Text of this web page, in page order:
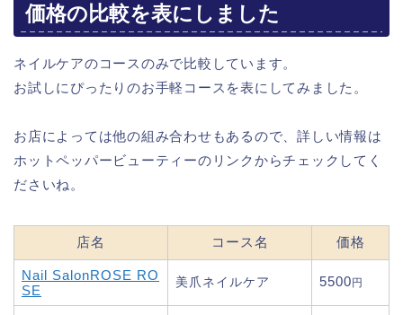
価格の比較を表にしました
ネイルケアのコースのみで比較しています。
お試しにぴったりのお手軽コースを表にしてみました。
お店によっては他の組み合わせもあるので、詳しい情報は
ホットペッパービューティーのリンクからチェックしてく
ださいね。
店名 コース名 価格
Nail SalonROSE RO
SE
美爪ネイルケア 5500円